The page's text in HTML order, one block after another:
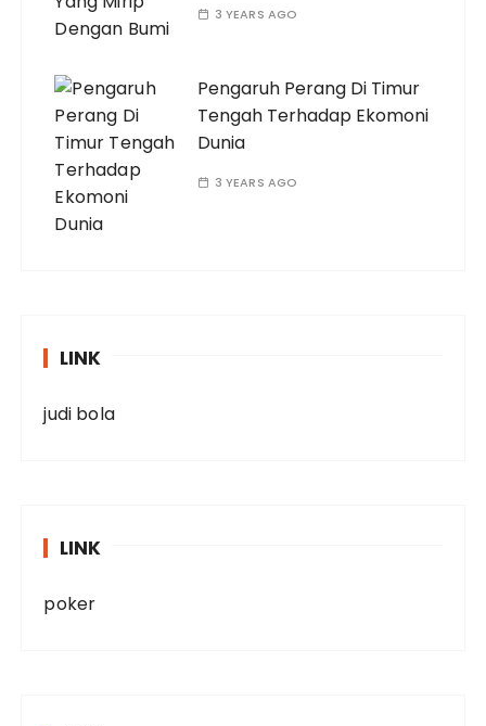
3 YEARS AGO
Pengaruh Perang Di Timur
Tengah Terhadap Ekomoni
Dunia
3 YEARS AGO
LINK
judi bola
LINK
poker